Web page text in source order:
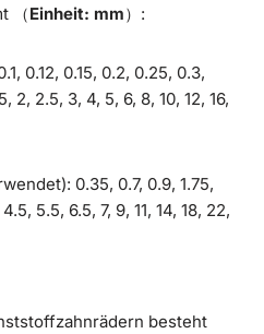
（Einheit: mm）:
0.12, 0.15, 0.2, 0.25, 0.3,
2, 2.5, 3, 4, 5, 6, 8, 10, 12, 16,
0.35, 0.7, 0.9, 1.75,
5.5, 6.5, 7, 9, 11, 14, 18, 22,
besteht